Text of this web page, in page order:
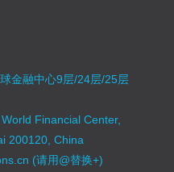
金融中心9层/24层/25层
Financial Center,
200120, China
(请用@替换+)